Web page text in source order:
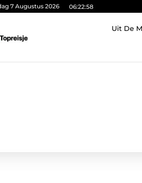
7 Augustus 2026 06:22:59
Uit De